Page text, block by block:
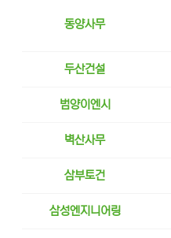
동양사무
두산건설
범양이엔시
벽산사무
삼부토건
삼성엔지니어링